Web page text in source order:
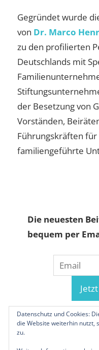
Gegründet wurde
von Dr. Marco
zu den profilierten
Deutschlands mit
der Besetzung von
Vorständen,
Führungskräften
familiengeführte
Die neuesten
bequem per
Datenschutz und Cookies:
die Website weiterhin nutzt,
zu.